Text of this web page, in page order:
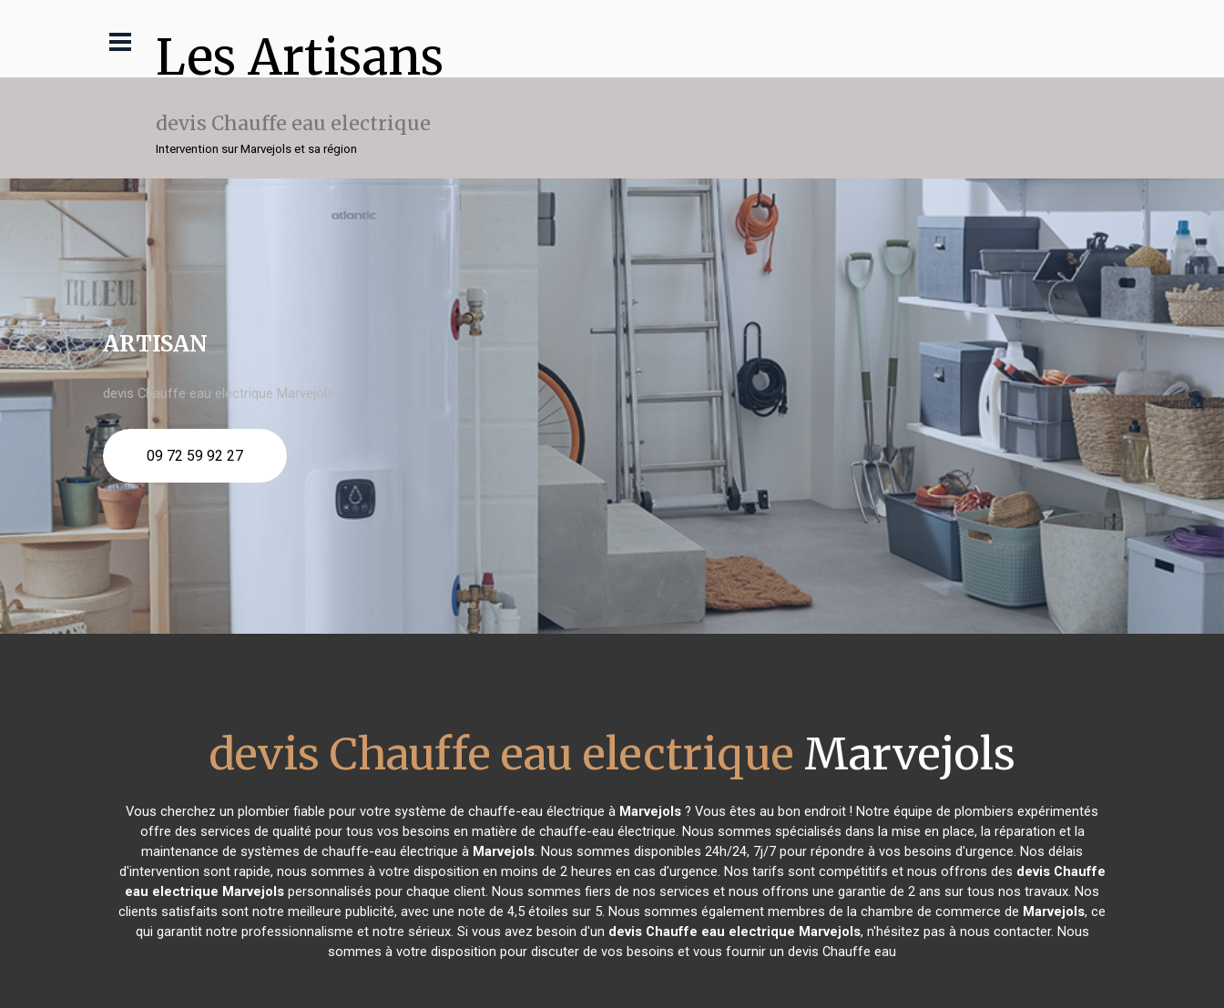
Les Artisans
devis Chauffe eau electrique
Intervention sur Marvejols et sa région
ARTISAN
devis Chauffe eau electrique Marvejols
09 72 59 92 27
devis Chauffe eau electrique Marvejols
Vous cherchez un plombier fiable pour votre système de chauffe-eau électrique à Marvejols ? Vous êtes au bon endroit ! Notre équipe de plombiers expérimentés
offre des services de qualité pour tous vos besoins en matière de chauffe-eau électrique. Nous sommes spécialisés dans la mise en place, la réparation et la
maintenance de systèmes de chauffe-eau électrique à Marvejols. Nous sommes disponibles 24h/24, 7j/7 pour répondre à vos besoins d'urgence. Nos délais
d'intervention sont rapide, nous sommes à votre disposition en moins de 2 heures en cas d'urgence. Nos tarifs sont compétitifs et nous offrons des devis Chauffe
eau electrique Marvejols personnalisés pour chaque client. Nous sommes fiers de nos services et nous offrons une garantie de 2 ans sur tous nos travaux. Nos
clients satisfaits sont notre meilleure publicité, avec une note de 4,5 étoiles sur 5. Nous sommes également membres de la chambre de commerce de Marvejols, ce
qui garantit notre professionnalisme et notre sérieux. Si vous avez besoin d'un devis Chauffe eau electrique Marvejols, n'hésitez pas à nous contacter. Nous
sommes à votre disposition pour discuter de vos besoins et vous fournir un devis Chauffe eau